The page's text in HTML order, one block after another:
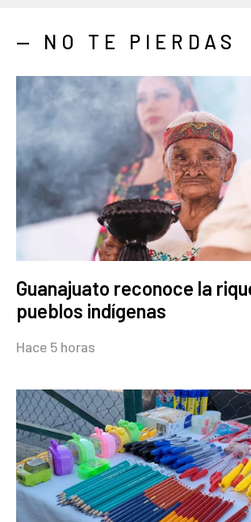
— NO TE PIERDAS
Guanajuato reconoce la
pueblos indígenas
Hace 5 horas